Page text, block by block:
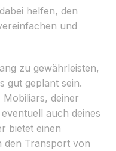
helfen, den
und
zu gewährleisten,
gut geplant sein.
deiner
auch deines
bietet einen
den Transport von